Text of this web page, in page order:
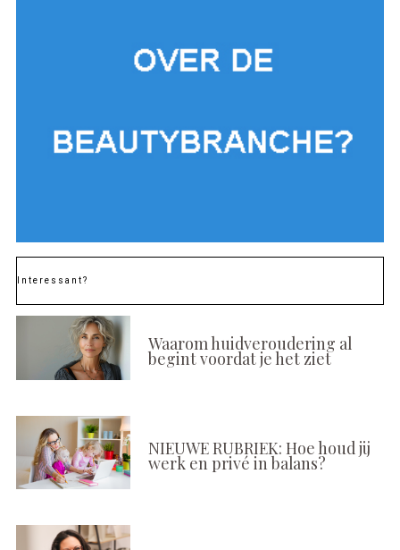
Interessant?
Waarom huidveroudering al
begint voordat je het ziet
NIEUWE RUBRIEK: Hoe houd jij
werk en privé in balans?